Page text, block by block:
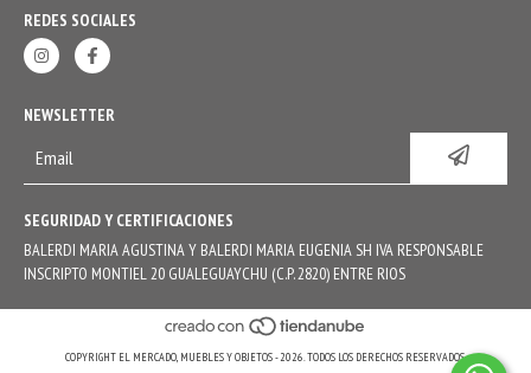
REDES SOCIALES
NEWSLETTER
SEGURIDAD Y CERTIFICACIONES
BALERDI MARIA AGUSTINA Y BALERDI MARIA EUGENIA SH IVA RESPONSABLE
INSCRIPTO MONTIEL 20 GUALEGUAYCHU (C.P. 2820) ENTRE RIOS
COPYRIGHT EL MERCADO, MUEBLES Y OBJETOS - 2026. TODOS LOS DERECHOS RESERVADOS.